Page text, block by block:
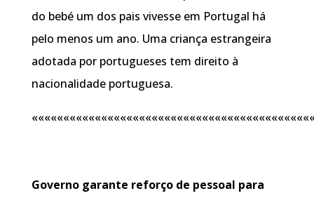
do bebé um dos pais vivesse em Portugal há
pelo menos um ano. Uma criança estrangeira
adotada por portugueses tem direito à
nacionalidade portuguesa.
Governo garante reforço de pessoal para